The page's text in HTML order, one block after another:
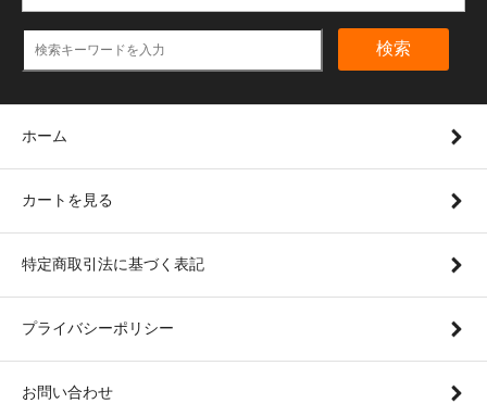
検索
ホーム
カートを見る
特定商取引法に基づく表記
プライバシーポリシー
お問い合わせ